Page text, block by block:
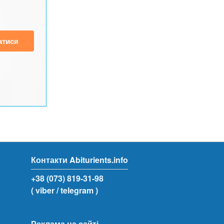
Контакти Abiturients.info
+38 (073) 819-31-98
( viber/ telegram )